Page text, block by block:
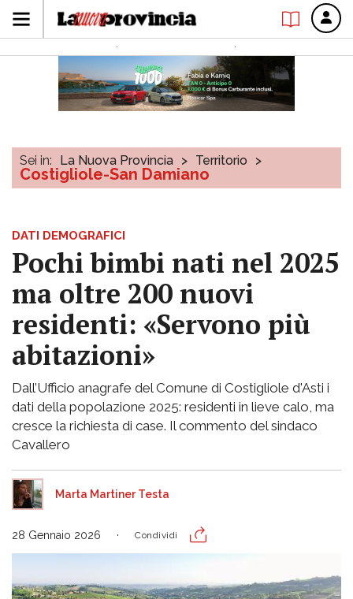
Sei in: La Nuova Provincia > Territorio >
Costigliole-San Damiano
DATI DEMOGRAFICI
Pochi bimbi nati nel 2025
ma oltre 200 nuovi
residenti: «Servono più
abitazioni»
Dall’Ufficio anagrafe del Comune di Costigliole d'Asti i
dati della popolazione 2025: residenti in lieve calo, ma
cresce la richiesta di case. Il commento del sindaco
Cavallero
Marta Martiner Testa
28 Gennaio 2026 Condividi